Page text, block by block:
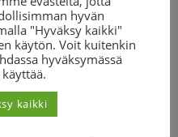
hyvän
"Hyväksy kaikki"
käytön. Voit kuitenkin
hyväksymässä
kaikki